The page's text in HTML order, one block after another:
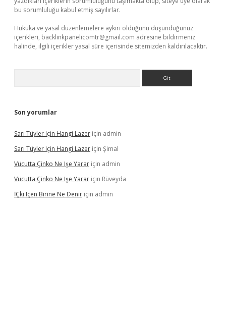
bu sorumluluğu kabul etmiş sayılırlar.
Hukuka ve yasal düzenlemelere aykırı olduğunu düşündüğünüz
içerikleri, backlinkpanelicomtr@gmail.com adresine bildirmeniz
halinde, ilgili içerikler yasal süre içerisinde sitemizden kaldırılacaktır.
Son yorumlar
Sarı Tüyler Için Hangi Lazer için admin
Sarı Tüyler Için Hangi Lazer için Şimal
Vücutta Çinko Ne Işe Yarar için admin
Vücutta Çinko Ne Işe Yarar için Rüveyda
İÇki Içen Birine Ne Denir için admin